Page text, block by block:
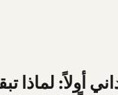
أولاً: لماذا